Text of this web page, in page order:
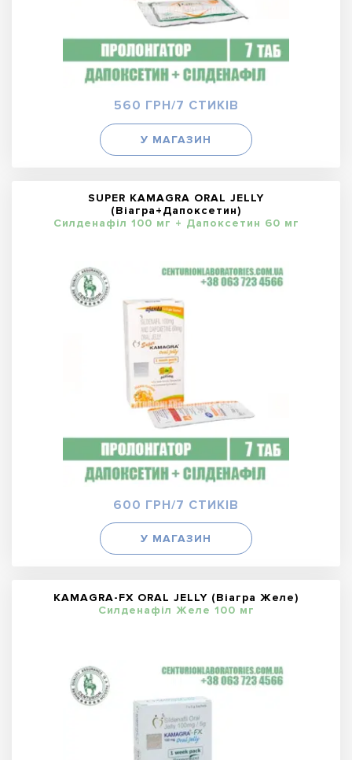
560 ГРН/7 СТИКІВ
У МАГАЗИН
SUPER KAMAGRA ORAL JELLY
(Віагра+Дапоксетин)
Силденафіл 100 мг + Дапоксетин 60 мг
600 ГРН/7 СТИКІВ
У МАГАЗИН
KAMAGRA-FX ORAL JELLY (Віагра Желе)
Силденафіл Желе 100 мг